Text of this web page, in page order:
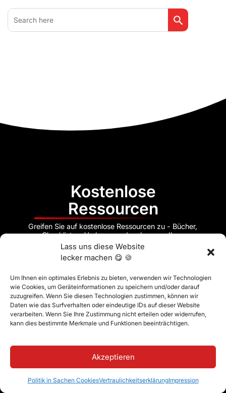
Lass uns diese Website
lecker machen 😋 🍪
Um Ihnen ein optimales Erlebnis zu bieten, verwenden wir Technologien
wie Cookies, um Geräteinformationen zu speichern und/oder darauf
zuzugreifen. Wenn Sie diesen Technologien zustimmen, können wir
Daten wie das Surfverhalten oder eindeutige IDs auf dieser Website
verarbeiten. Wenn Sie Ihre Zustimmung nicht erteilen oder widerrufen,
kann dies bestimmte Merkmale und Funktionen beeinträchtigen.
Akzeptieren
Politik in Sachen CookiesVertraulichkeitserklärungImpression
Search
for:
Search Button
Kostenlose
Ressourcen
Greifen Sie auf kostenlose Ressourcen zu - Bücher,
Checklisten, Vorlagen und mehr -, um Ihrer
Einrichtung zum Erfolg zu verhelfen. Bringen wir Ihre
Schule weiter!